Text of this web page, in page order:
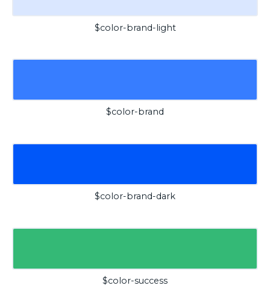
$color-brand-light
$color-brand
$color-brand-dark
$color-success